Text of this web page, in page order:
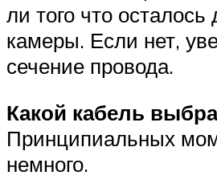
ли того что осталось
камеры. Если нет,
сечение провода.
Какой кабель
Принципиальных
немного.